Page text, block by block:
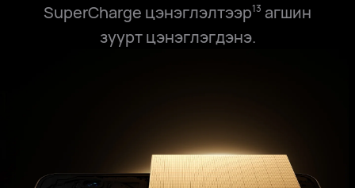
SuperCharge цэнэглэлтээр13 агшин
зуурт цэнэглэгдэнэ.